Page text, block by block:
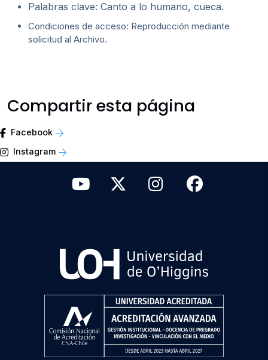
Palabras clave: Canto a lo humano, cueca.
Condiciones de acceso: Reproducción mediante
solicitud al Archivo.
Compartir esta página
Facebook
Instagram